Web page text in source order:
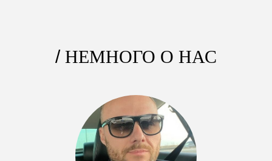
/ НЕМНОГО О НАС